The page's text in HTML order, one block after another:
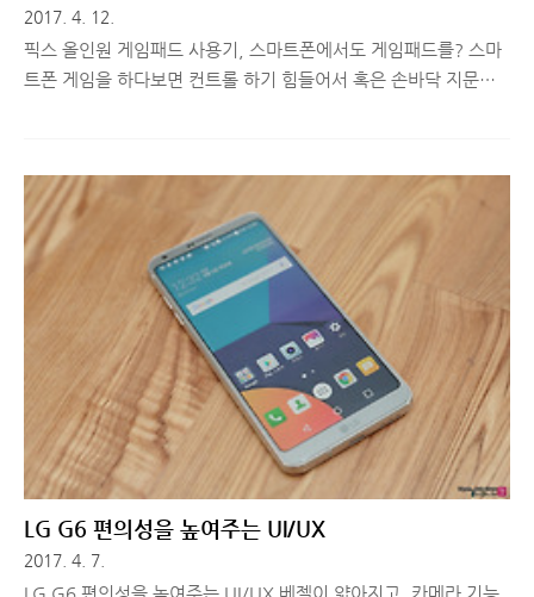
2017. 4. 12.
픽스 올인원 게임패드 사용기, 스마트폰에서도 게임패드를? 스마
트폰 게임을 하다보면 컨트롤 하기 힘들어서 혹은 손바닥 지문이
침 스마트폰에서도 사용 가능한 게임패드를 사용할 기회가 생겨
리뷰를 진행합니다. 스마트폰에서 사용 가능한 게임 패드, 픽스 올
인원 게임패드(XBG-301) 구성생각해보면 FIX 브랜드 제품을 참
많이 사용하고 리뷰했던 것 같습니다. 다양한 제품군이 출시되기
도 했고, 디자인과 가성비 모두 만족스러웠던 브랜드이기 때문인
데요. 게임패드는 FIX에서 출시할 것으로 예상치 못했던 아이템이
라 꽤 많은..
LG G6 편의성을 높여주는 UI/UX
2017. 4. 7.
LG G6 편의성을 높여주는 UI/UX 베젤이 얇아지고, 카메라 기능